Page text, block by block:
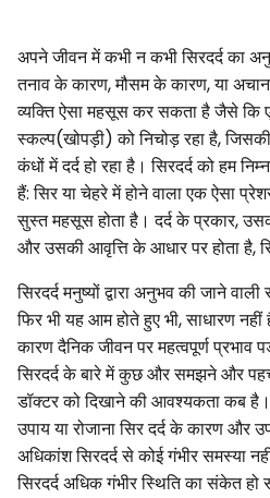
अपने जीवन में कभी न कभी सिरदर्द का
तनाव के कारण, मौसम के कारण, या
व्यक्ति ऐसा महसूस कर सकता है जैसे कि
स्कल्प(खोपड़ी) को निचोड़ रहा है,
कंधों में दर्द हो रहा है। सिरदर्द को हम
हैं: सिर या चेहरे में होने वाला एक ऐसा
सुस्त महसूस होता है। दर्द के प्रकार,
और उसकी आवृत्ति के आधार पर होता है,
सिरदर्द मनुष्यों द्वारा अनुभव की जाने
फिर भी यह आम होते हुए भी, साधारण
कारण दैनिक जीवन पर महत्वपूर्ण
सिरदर्द के बारे में कुछ और समझने और
डॉक्टर को दिखाने की आवश्यकता कब
उपाय या रोजाना सिर दर्द के कारण और
अधिकांश सिरदर्द से कोई गंभीर समस्या
सिरदर्द अधिक गंभीर स्थिति का संकेत